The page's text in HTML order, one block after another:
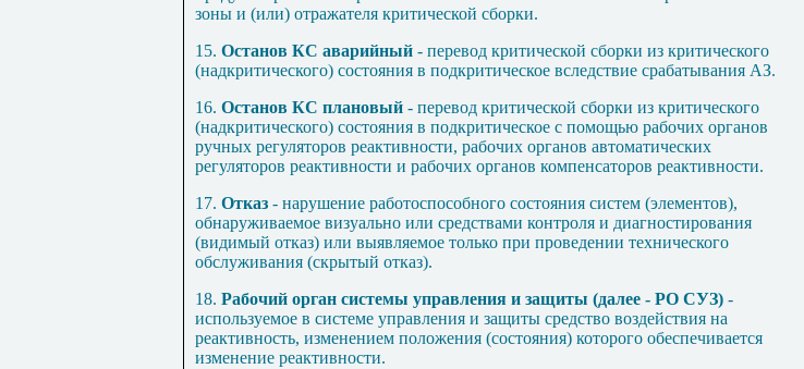
зоны и (или) отражателя критической сборки.
15. Останов КС аварийный - перевод критической сборки из критического
(надкритического) состояния в подкритическое вследствие срабатывания АЗ.
16. Останов КС плановый - перевод критической сборки из критического
(надкритического) состояния в подкритическое с помощью рабочих органов
ручных регуляторов реактивности, рабочих органов автоматических
регуляторов реактивности и рабочих органов компенсаторов реактивности.
17. Отказ - нарушение работоспособного состояния систем (элементов),
обнаруживаемое визуально или средствами контроля и диагностирования
(видимый отказ) или выявляемое только при проведении технического
обслуживания (скрытый отказ).
18. Рабочий орган системы управления и защиты (далее - РО СУЗ) -
используемое в системе управления и защиты средство воздействия на
реактивность, изменением положения (состояния) которого обеспечивается
изменение реактивности.